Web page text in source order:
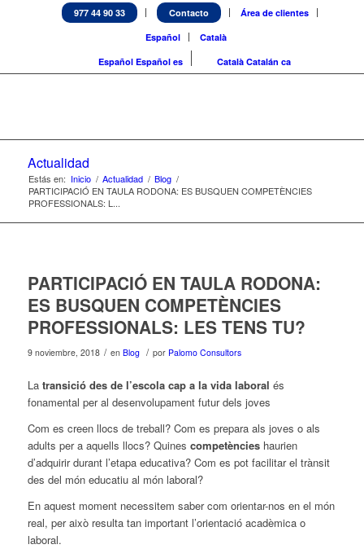
977 44 90 33 Contacto
Área de clientes
Español
Català
Español Español es Català Catalán ca
Actualidad
Estás en: Inicio / Actualidad / Blog /
PARTICIPACIÓ EN TAULA RODONA: ES BUSQUEN COMPETÈNCIES
PROFESSIONALS: L...
PARTICIPACIÓ EN TAULA RODONA:
ES BUSQUEN COMPETÈNCIES
PROFESSIONALS: LES TENS TU?
9 noviembre, 2018 / en Blog / por Palomo Consultors
La transició des de l’escola cap a la vida laboral és
fonamental per al desenvolupament futur dels joves
Com es creen llocs de treball? Com es prepara als joves o als
adults per a aquells llocs? Quines competèncieshaurien
d’adquirir durant l’etapa educativa? Com es pot facilitar el trànsit
des del món educatiu al món laboral?
En aquest moment necessitem saber com orientar-nos en el món
real, per això resulta tan important l’orientació acadèmica o
laboral.